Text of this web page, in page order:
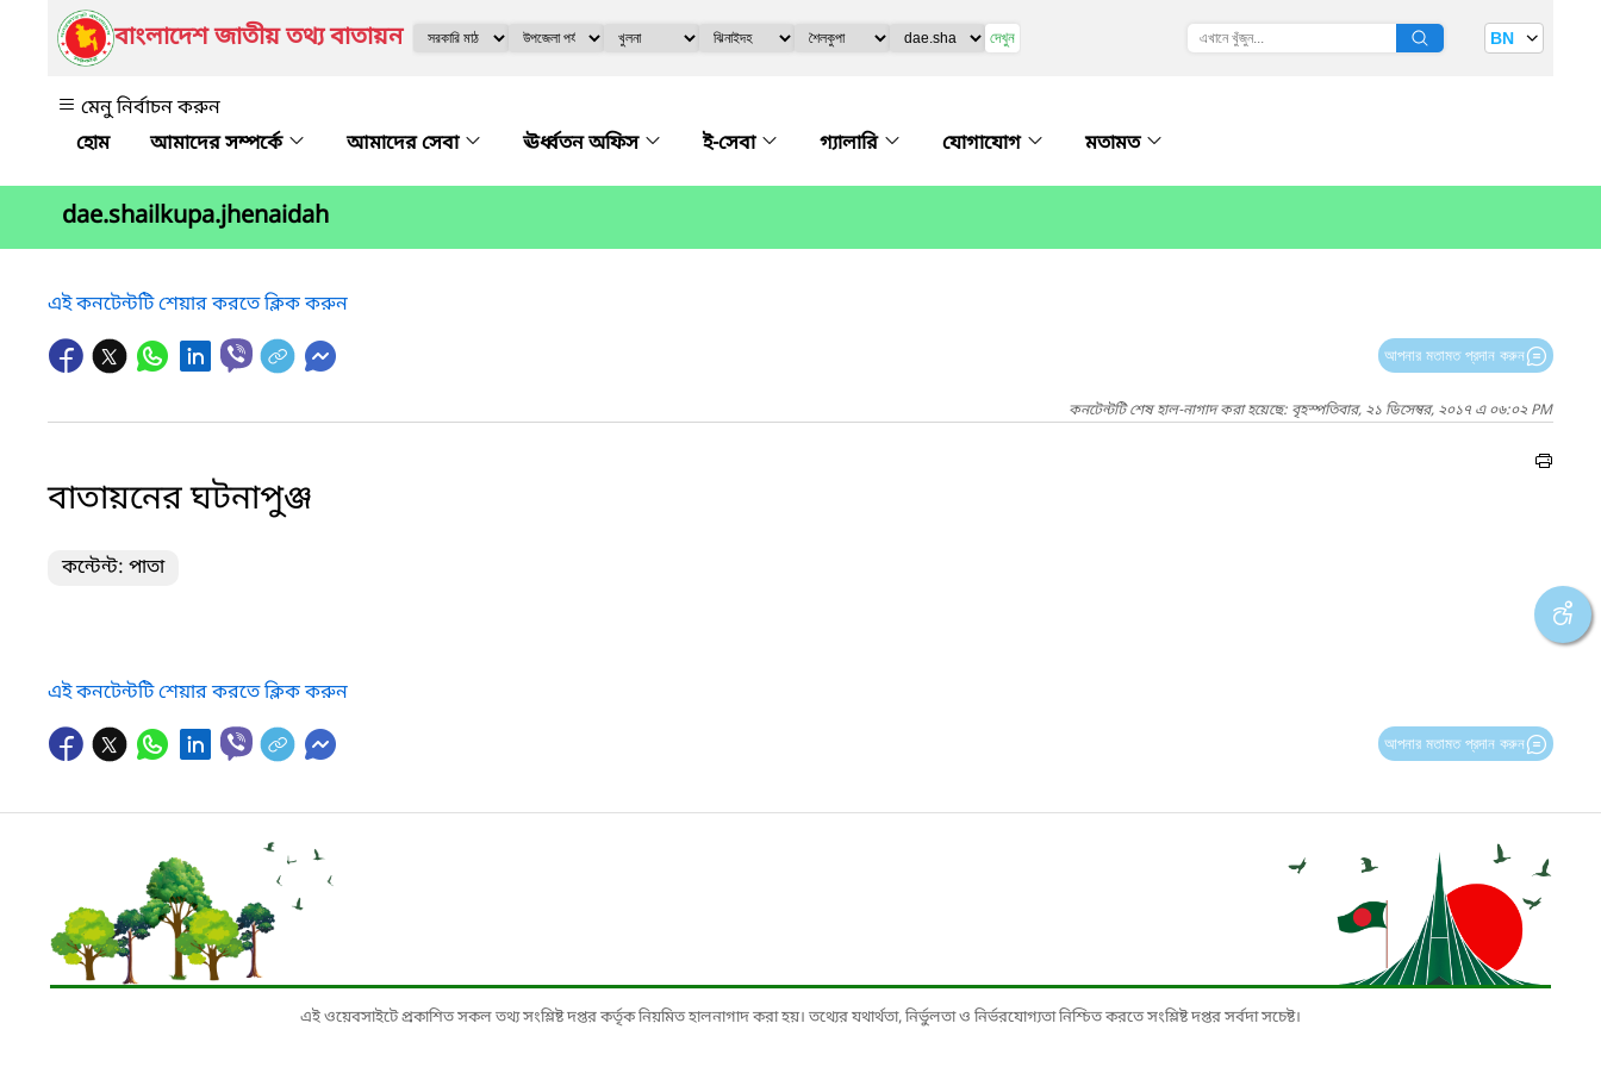
বাংলাদেশ জাতীয় তথ্য বাতায়ন দেখুন BN
মেনু নির্বাচন করুন
আমাদের সম্পর্কে
আমাদের সেবা ঊর্ধ্বতন অফিস ই-সেবা গ্যালারি যোগাযোগ মতামত
dae.shailkupa.jhenaidah
এই কনটেন্টটি শেয়ার করতে ক্লিক করুন
আপনার মতামত প্রদান করুন
কনটেন্টটি শেষ হাল-নাগাদ করা হয়েছে: বৃহস্পতিবার, ২১ ডিসেম্বর, ২০১৭ এ ০৬:০২ PM
বাতায়নের ঘটনাপুঞ্জ
কন্টেন্ট: পাতা
এই কনটেন্টটি শেয়ার করতে ক্লিক করুন
আপনার মতামত প্রদান করুন
এই ওয়েবসাইটে প্রকাশিত সকল তথ্য সংশ্লিষ্ট দপ্তর কর্তৃক নিয়মিত হালনাগাদ করা হয়। তথ্যের যথার্থতা, নির্ভুলতা ও নির্ভরযোগ্যতা নিশ্চিত করতে সংশ্লিষ্ট দপ্তর সর্বদা সচেষ্ট।